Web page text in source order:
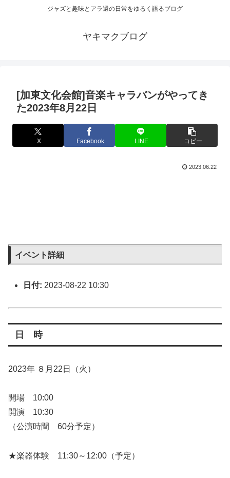
ジャズと趣味とアラ還の日常をゆるく語るブログ
ヤキマクブログ
[加東文化会館]音楽キャラバンがやってき
た2023年8月22日
X Facebook LINE コピー
2023.06.22
イベント詳細
日付: 2023-08-22 10:30
日 時
2023年 ８月22日（火）
開場 10:00
開演 10:30
（公演時間 60分予定）
★楽器体験 11:30～12:00（予定）